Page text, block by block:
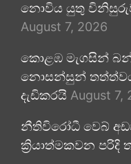
නොවිය යුතු
August 7, 2026
කොළඹ මැගසින්
නොසන්සුන්
දැඩිකරයි August 7,
නීතිවිරෝධී වෙබ්
ක්‍රියාත්මකවන පරිදි